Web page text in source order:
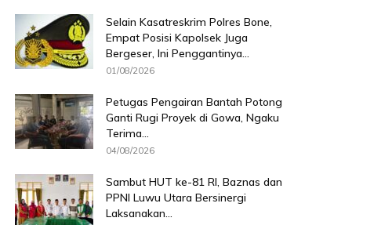
Selain Kasatreskrim Polres Bone,
Empat Posisi Kapolsek Juga
Bergeser, Ini Penggantinya...
01/08/2026
Petugas Pengairan Bantah Potong
Ganti Rugi Proyek di Gowa, Ngaku
Terima...
04/08/2026
Sambut HUT ke-81 RI, Baznas dan
PPNI Luwu Utara Bersinergi
Laksanakan...